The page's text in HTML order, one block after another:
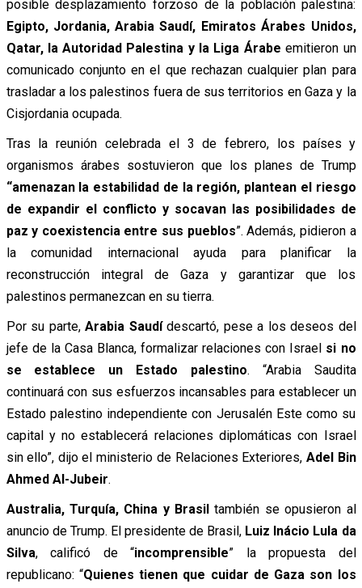
posible desplazamiento forzoso de la población palestina:
Egipto, Jordania, Arabia Saudí, Emiratos Árabes Unidos,
Qatar, la Autoridad Palestina y la Liga Árabe emitieron un
comunicado conjunto en el que rechazan cualquier plan para
trasladar a los palestinos fuera de sus territorios en Gaza y la
Cisjordania ocupada.
Tras la reunión celebrada el 3 de febrero, los países y
organismos árabes sostuvieron que los planes de Trump
“amenazan la estabilidad de la región, plantean el riesgo
de expandir el conflicto y socavan las posibilidades de
paz y coexistencia entre sus pueblos”.Además, pidieron a
la comunidad internacional ayuda para planificar la
reconstrucción integral de Gaza y garantizar que los
palestinos permanezcan en su tierra.
Por su parte,Arabia Saudídescartó, pese a los deseos del
jefe de la Casa Blanca, formalizar relaciones con Israel si no
se establece un Estado palestino. “Arabia Saudita
continuará con sus esfuerzos incansables para establecer un
Estado palestino independiente con Jerusalén Este como su
capital y no establecerá relaciones diplomáticas con Israel
sin ello”, dijo el ministerio de Relaciones Exteriores, Adel Bin
Ahmed Al-Jubeir.
Australia, Turquía, China y Brasil también se opusieron al
anuncio de Trump. El presidente de Brasil, Luiz Inácio Lula da
Silva, calificó de “incomprensible” la propuesta del
republicano: “Quienes tienen que cuidar de Gaza son los